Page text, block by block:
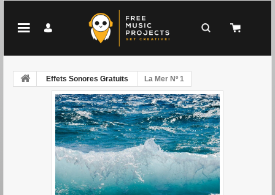
Effets Sonores Gratuits La Mer Nº 1